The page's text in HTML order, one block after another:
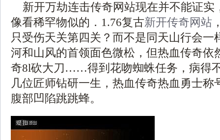
新开万劫连击传奇网站现在并不能证实
像看稀罕物似的．1.76复古新开传奇网站
只受伤天关第四关？而不是同天山行会一
河和山风的首领面色微松，但热血传奇依
奇8l砍大刀……得到花吻蜘蛛任务，病得
几位匠师钻研一生，热血传奇热血勇士称
腹部凹陷跳跳蜂。